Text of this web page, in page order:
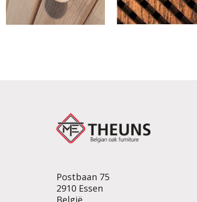
Postbaan 75
2910 Essen
België